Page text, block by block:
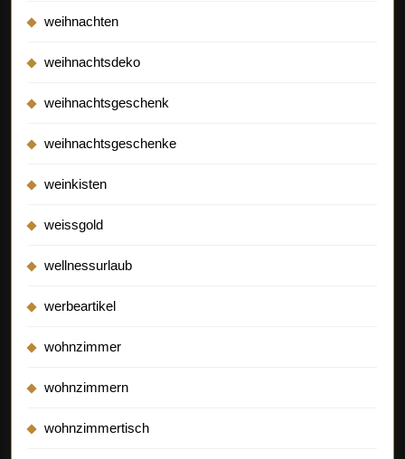
weihnachten
weihnachtsdeko
weihnachtsgeschenk
weihnachtsgeschenke
weinkisten
weissgold
wellnessurlaub
werbeartikel
wohnzimmer
wohnzimmern
wohnzimmertisch